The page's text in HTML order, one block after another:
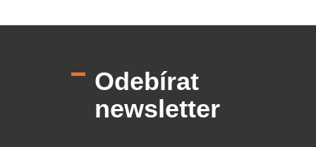
Odebírat
newsletter